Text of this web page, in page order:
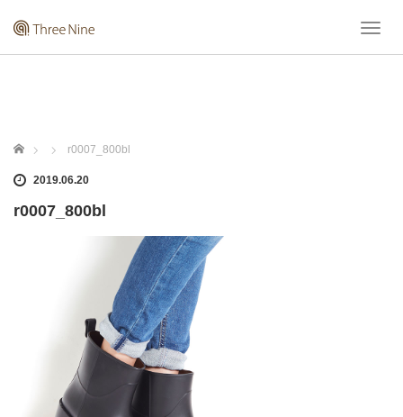
T
ホーム r0007_800bl
2019.06.20
r0007_800bl